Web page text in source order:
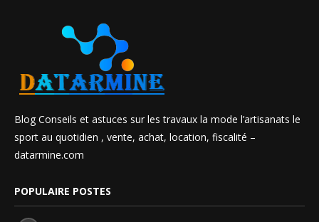
Blog Conseils et astuces sur les travaux la mode l’artisanats le
sport au quotidien , vente, achat, location, fiscalité –
datarmine.com
POPULAIRE POSTES